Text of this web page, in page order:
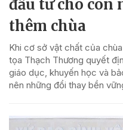
đầu tư cho con
thêm chùa
Khi cơ sở vật chất của
tọa Thạch Thương quyết
giáo dục, khuyến học và
nên những đổi thay bền